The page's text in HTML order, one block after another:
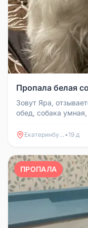
Пропала белая
Зовут Яра,
обед, собака
Екатеринбург•19 д
ПРОПАЛА